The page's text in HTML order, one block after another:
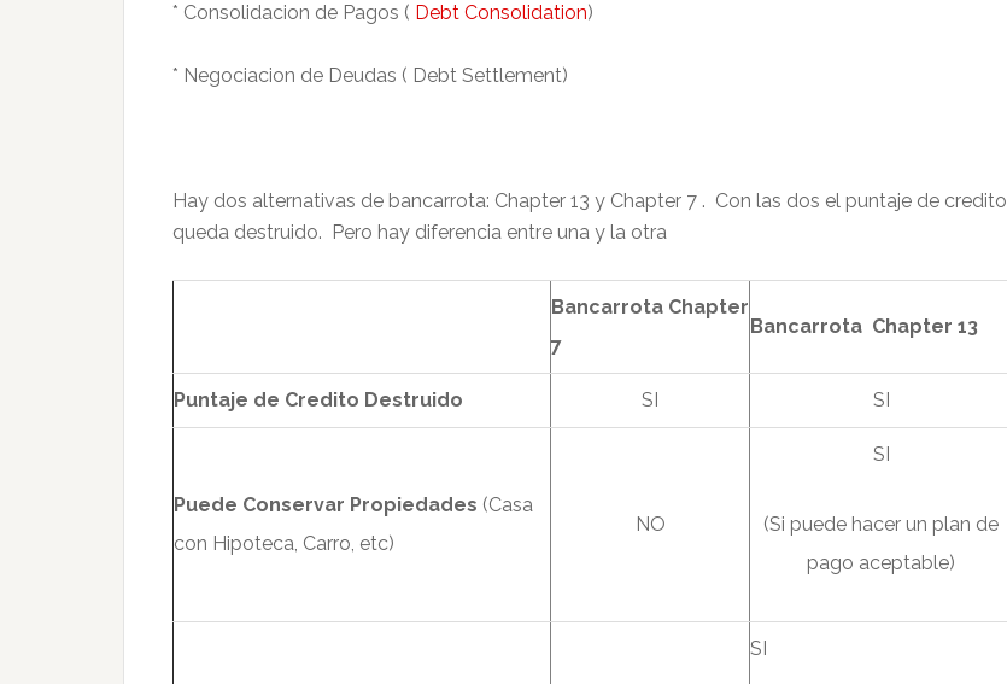
* Consolidacion de Pagos ( Debt Consolidation)
* Negociacion de Deudas ( Debt Settlement)
Hay dos alternativas de bancarrota: Chapter 13 y Chapter 7 . Con las dos el puntaje de credito
queda destruido. Pero hay diferencia entre una y la otra
Bancarrota Chapter
7
Bancarrota Chapter 13
Puntaje de Credito Destruido SI SI
Puede Conservar Propiedades (Casa
con Hipoteca, Carro, etc)
NO
SI
(Si puede hacer un plan de
pago aceptable)
SI